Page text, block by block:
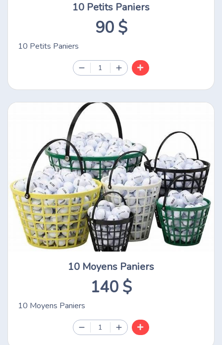
10 Petits Paniers
90 $
10 Petits Paniers
1
10 Moyens Paniers
140 $
10 Moyens Paniers
1